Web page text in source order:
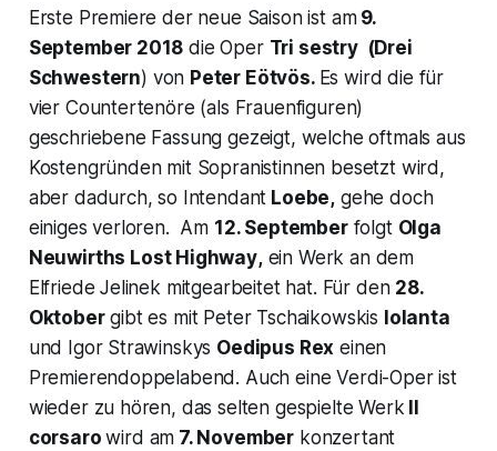
Erste Premiere der neue Saison ist am9.
September 2018 die Oper Tri sestry(Drei
Schwestern) von Peter Eötvös. Es wird die für
vier Countertenöre (als Frauenfiguren)
geschriebene Fassung gezeigt, welche oftmals aus
Kostengründen mit Sopranistinnen besetzt wird,
aber dadurch, so Intendant Loebe, gehe doch
einiges verloren. Am 12. Septemberfolgt Olga
Neuwirths Lost Highway,ein Werk an dem
Elfriede Jelinek mitgearbeitet hat. Für den 28.
Oktobergibt es mit Peter Tschaikowskis Iolanta
und Igor Strawinskys Oedipus Rex einen
Premierendoppelabend. Auch eine Verdi-Oper ist
wieder zu hören, das selten gespielte Werk
corsaro wird am 7. November konzertant